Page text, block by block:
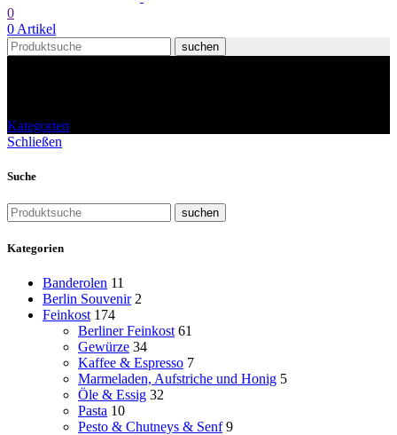
0
0 Artikel
suchen
Kategorien
Schließen
Suche
suchen
Kategorien
Banderolen 11
Berlin Souvenir 2
Feinkost 174
Berliner Feinkost 61
Gewürze 34
Kaffee & Espresso 7
Marmeladen, Aufstriche und Honig 5
Öle & Essig 32
Pasta 10
Pesto & Chutneys & Senf 9